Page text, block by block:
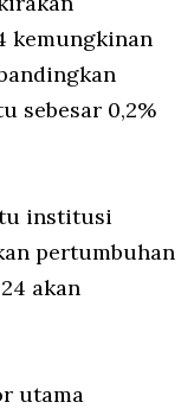
kemungkinan
sebesar 0,2%
institusi
pertumbuhan
akan
utama